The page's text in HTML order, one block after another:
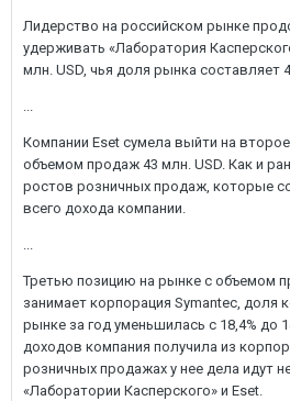
Лидерство на российском рынке
удерживать «Лаборатория
млн. USD, чья доля рынка составляет
...
Компании Eset сумела выйти на
объемом продаж 43 млн. USD. Как и
ростов розничных продаж, которые
всего дохода компании.
...
Третью позицию на рынке с объемом
занимает корпорация Symantec, доля
рынке за год уменьшилась c 18,4% до
доходов компания получила из
розничных продажах у нее дела идут
«Лаборатории Касперского» и Eset.